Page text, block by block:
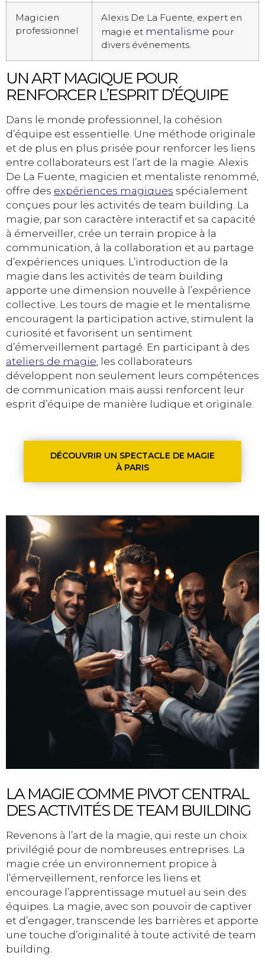
Magicien
professionnel
Alexis De La Fuente, expert en
magie et mentalisme pour
divers événements.
UN ART MAGIQUE POUR
RENFORCER L’ESPRIT D’ÉQUIPE
Dans le monde professionnel, la cohésion
d’équipe est essentielle. Une méthode originale
et de plus en plus prisée pour renforcer les liens
entre collaborateurs est l’art de la magie. Alexis
De La Fuente, magicien et mentaliste renommé,
offre des expériences magiques spécialement
conçues pour les activités de team building. La
magie, par son caractère interactif et sa capacité
à émerveiller, crée un terrain propice à la
communication, à la collaboration et au partage
d’expériences uniques. L’introduction de la
magie dans les activités de team building
apporte une dimension nouvelle à l’expérience
collective. Les tours de magie et le mentalisme
encouragent la participation active, stimulent la
curiosité et favorisent un sentiment
d’émerveillement partagé. En participant à des
ateliers de magie, les collaborateurs
développent non seulement leurs compétences
de communication mais aussi renforcent leur
esprit d’équipe de manière ludique et originale.
DÉCOUVRIR UN SPECTACLE DE MAGIE
À PARIS
LA MAGIE COMME PIVOT CENTRAL
DES ACTIVITÉS DE TEAM BUILDING
Revenons à l’art de la magie, qui reste un choix
privilégié pour de nombreuses entreprises. La
magie crée un environnement propice à
l’émerveillement, renforce les liens et
encourage l’apprentissage mutuel au sein des
équipes. La magie, avec son pouvoir de captiver
et d’engager, transcende les barrières et apporte
une touche d’originalité à toute activité de team
building.